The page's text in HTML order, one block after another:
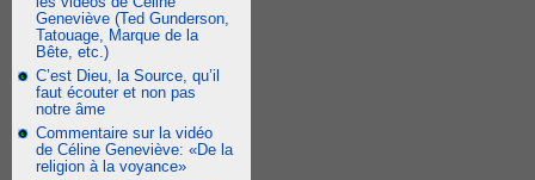
Geneviève (Ted Gunderson,
Tatouage, Marque de la
Bête, etc.)
C’est Dieu, la Source, qu’il
faut écouter et non pas
notre âme
Commentaire sur la vidéo
de Céline Geneviève: «De la
religion à la voyance»